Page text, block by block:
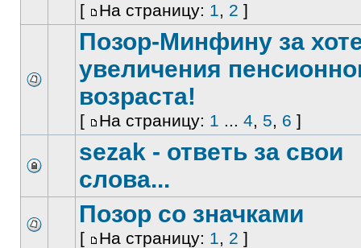
[ На страницу: 1, 2 ]
Позор-Минфину за
увеличения
возраста!
[ На страницу: 1 ... 4, 5, 6 ]
sezak - ответь за свои
слова...
Позор со значками
[ На страницу: 1, 2 ]